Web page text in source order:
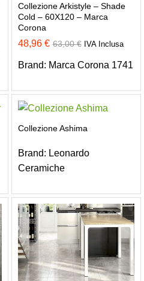
Collezione Arkistyle – Shade
Cold – 60X120 – Marca
Corona
48,96 € 63,00€ IVA Inclusa
Brand: Marca Corona 1741
Collezione Ashima
Brand: Leonardo
Ceramiche